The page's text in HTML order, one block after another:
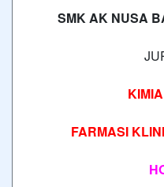
SMK AK NUSA
FARMASI